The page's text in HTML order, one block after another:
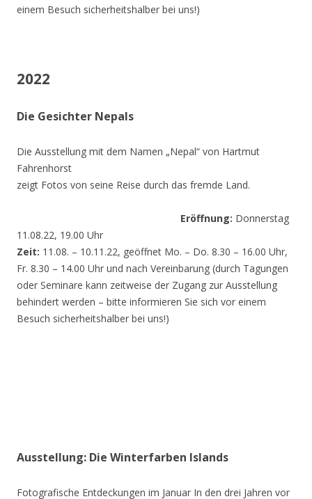
einem Besuch sicherheitshalber bei uns!)
2022
Die Gesichter Nepals
Die Ausstellung mit dem Namen „Nepal“ von Hartmut
Fahrenhorst
zeigt Fotos von seine Reise durch das fremde Land.
Eröffnung: Donnerstag
11.08.22, 19.00 Uhr
Zeit: 11.08. – 10.11.22, geöffnet Mo. – Do. 8.30 – 16.00 Uhr,
Fr. 8.30 – 14.00 Uhr und nach Vereinbarung (durch Tagungen
oder Seminare kann zeitweise der Zugang zur Ausstellung
behindert werden – bitte informieren Sie sich vor einem
Besuch sicherheitshalber bei uns!)
Ausstellung: Die Winterfarben Islands
Fotografische Entdeckungen im Januar In den drei Jahren vor